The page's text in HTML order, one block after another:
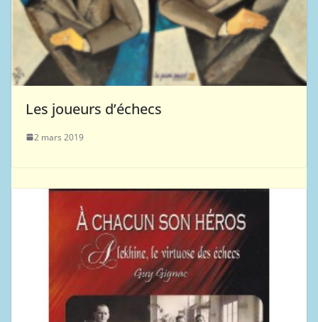
Les joueurs d’échecs
2 mars 2019